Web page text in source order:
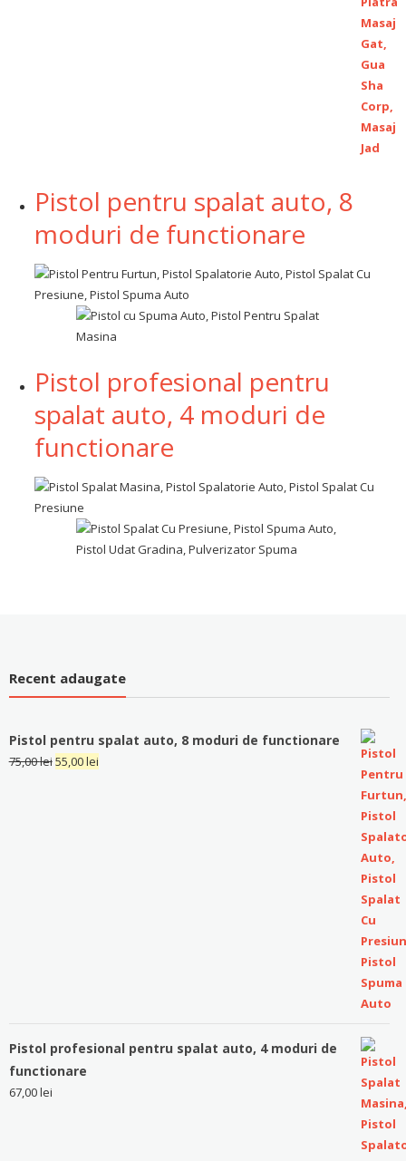
Pistol pentru spalat auto, 8
moduri de functionare
Pistol profesional pentru
spalat auto, 4 moduri de
functionare
Recent adaugate
Pistol pentru spalat auto, 8 moduri de functionare
75,00lei55,00lei
Pistol profesional pentru spalat auto, 4 moduri de
functionare
67,00lei